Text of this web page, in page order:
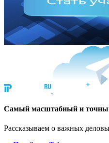
Cамый масштабный и
Рассказываем о важных